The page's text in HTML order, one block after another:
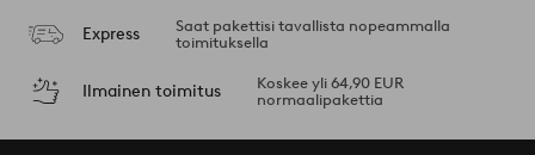
Express
Saat pakettisi tavallista nopeammalla
toimituksella
Ilmainen toimitus
Koskee yli 64,90 EUR
normaalipakettia